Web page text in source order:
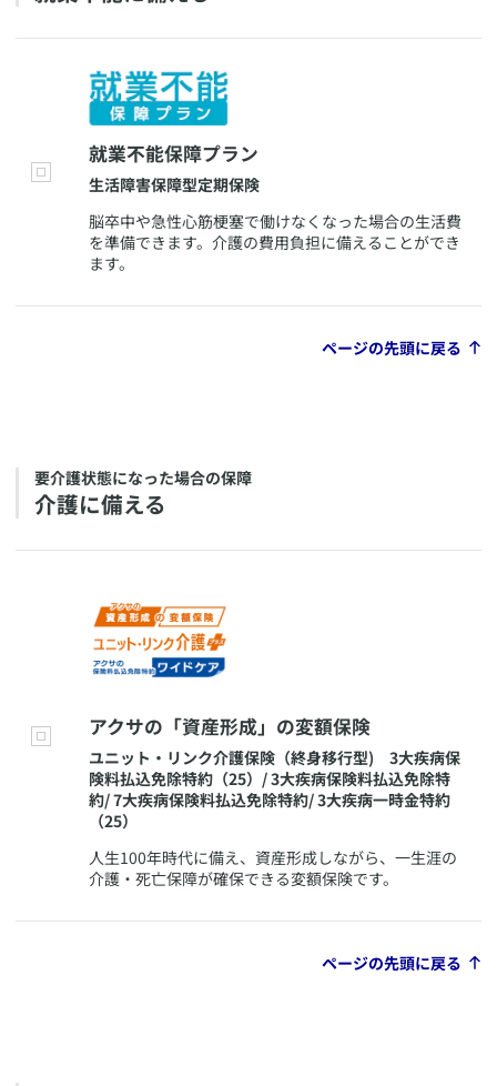
​就業不能保障プラン
​生活障害保障型定期保険
​脳卒中や急性心筋梗塞で働けなくなった場合の生活費
を準備できます。介護の費用負担に備えることができ
ます。
ページの先頭に戻る
​要介護状態になった場合の保障
​介護に備える
​アクサの「資産形成」の変額保険
​ユニット・リンク介護保険（終身移行型) 3大疾病保
険料払込免除特約（25）/ 3大疾病保険料払込免除特
約/ 7大疾病保険料払込免除特約/ 3大疾病一時金特約
（25）
​人生100年時代に備え、資産形成しながら、一生涯の
介護・死亡保障が確保できる変額保険です。
ページの先頭に戻る